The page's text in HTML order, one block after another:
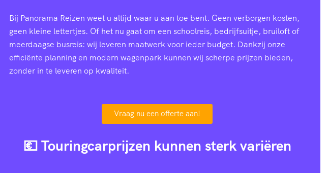
Bij Panorama Reizen weet u altijd waar u aan toe bent. Geen verborgen kosten,
geen kleine lettertjes. Of het nu gaat om een schoolreis, bedrijfsuitje, bruiloft of
meerdaagse busreis: wij leveren maatwerk voor ieder budget. Dankzij onze
efficiënte planning en modern wagenpark kunnen wij scherpe prijzen bieden,
zonder in te leveren op kwaliteit.
Vraag nu een offerte aan!
💶 Touringcarprijzen kunnen sterk variëren